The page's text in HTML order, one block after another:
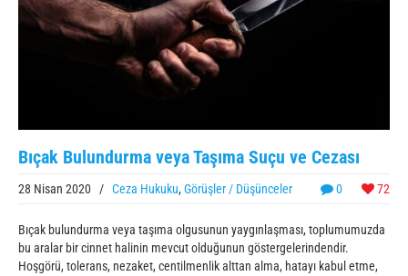
Bıçak Bulundurma veya Taşıma Suçu ve Cezası
0 72
28 Nisan 2020 / Ceza Hukuku, Görüşler / Düşünceler
Bıçak bulundurma veya taşıma olgusunun yaygınlaşması, toplumumuzda
bu aralar bir cinnet halinin mevcut olduğunun göstergelerindendir.
Hoşgörü, tolerans, nezaket, centilmenlik alttan alma, hatayı kabul etme,